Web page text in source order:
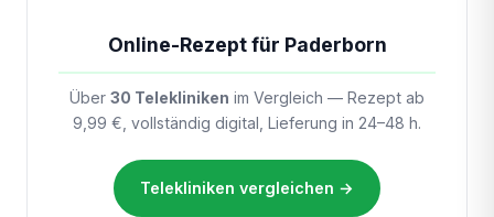
Online-Rezept für Paderborn
Über 30 Telekliniken im Vergleich — Rezept ab
9,99 €, vollständig digital, Lieferung in 24–48 h.
Telekliniken vergleichen →